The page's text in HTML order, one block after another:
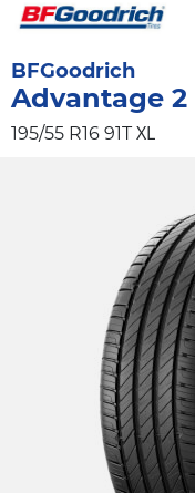
BFGoodrich
Advantage 2
195/55 R16 91T XL